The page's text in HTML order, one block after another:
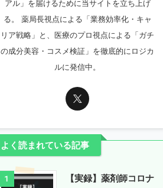
アル」を届けるために当サイトを立ち上げ
る。 薬局長視点による「業務効率化・キャ
リア戦略」と、医療のプロ視点による「ガチ
の成分美容・コスメ検証」を徹底的にロジカ
ルに発信中。
よく読まれている記事
1
【実録】薬剤師コロナ